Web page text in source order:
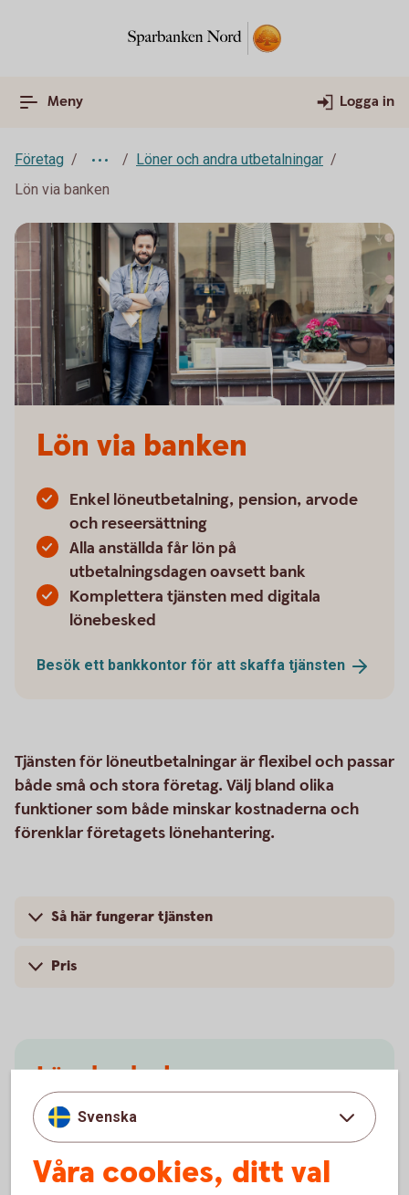
Meny Logga in
Företag
Löner och andra utbetalningar
Lön via banken
Lön via banken
Enkel löneutbetalning, pension, arvode
och reseersättning
Alla anställda får lön på
utbetalningsdagen oavsett bank
Komplettera tjänsten med digitala
lönebesked
Besök ett bankkontor för att skaffa tjänsten
Tjänsten för löneutbetalningar är flexibel och passar
både små och stora företag. Välj bland olika
funktioner som både minskar kostnaderna och
förenklar företagets lönehantering.
Så här fungerar tjänsten
Pris
Lönebesked
Vi hjälper till att framställa och distribuera
lönebesked till ert företags anställda i Sverige eller
utomlands.
Svenska
Våra cookies, ditt val